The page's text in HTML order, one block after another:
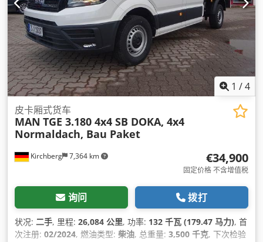
1 /4
Kirchberg 7,364 km
皮卡厢式货车
MAN TGE 3.180 4x4 SB DOKA, 4x4
Normaldach, Bau Paket
€34,900
固定价格 不含增值税
询问 拨打
状况: 二手, 里程: 26,084 公里, 功率: 132 千瓦 (179.47 马力), 首
次注册: 02/2024, 燃油类型: 柴油, 总重量: 3,500 千克, 下次检验